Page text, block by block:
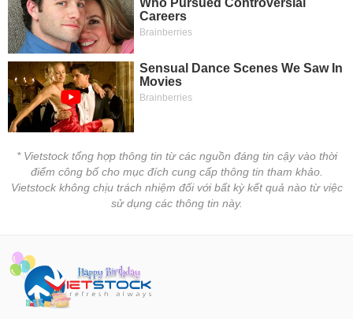
* Vietstock tổng hợp thông tin từ các nguồn đáng tin cậy vào thời
điểm công bố cho mục đích cung cấp thông tin tham khảo.
Vietstock không chịu trách nhiệm đối với bất kỳ kết quả nào từ việc
sử dụng các thông tin này.
chính